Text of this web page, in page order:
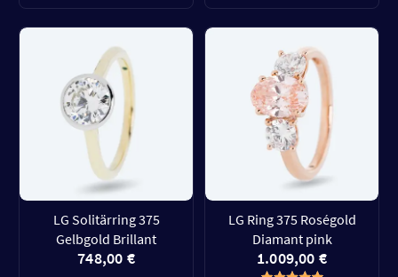
LG Solitärring 375
Gelbgold Brillant
748,00 €
LG Ring 375 Roségold
Diamant pink
1.009,00 €